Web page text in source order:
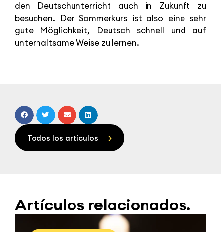
den Deutschunterricht auch in Zukunft zu
besuchen. Der Sommerkurs ist also eine sehr
gute Möglichkeit, Deutsch schnell und auf
unterhaltsame Weise zu lernen.
Todos los artículos
Artículos relacionados.